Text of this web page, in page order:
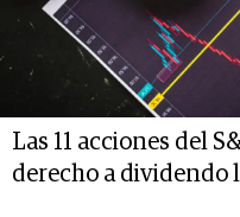
Las 11 acciones del
derecho a dividendo